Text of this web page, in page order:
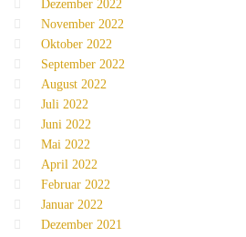
Dezember 2022
November 2022
Oktober 2022
September 2022
August 2022
Juli 2022
Juni 2022
Mai 2022
April 2022
Februar 2022
Januar 2022
Dezember 2021